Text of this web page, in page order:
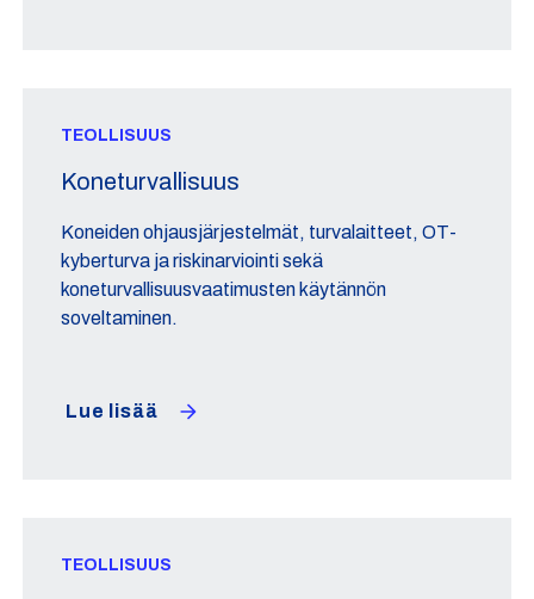
TEOLLISUUS
Koneturvallisuus
Koneiden ohjausjärjestelmät, turvalaitteet, OT-
kyberturva ja riskinarviointi sekä
koneturvallisuusvaatimusten käytännön
soveltaminen.
Lue lisää
TEOLLISUUS